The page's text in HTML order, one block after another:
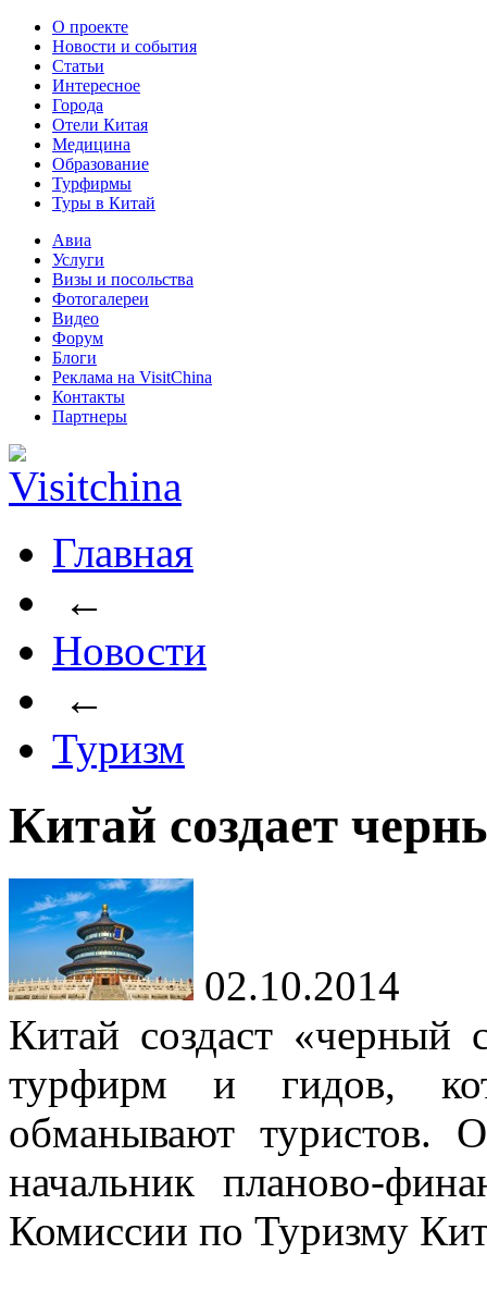
О проекте
Новости и события
Статьи
Интересное
Города
Отели Китая
Медицина
Образование
Турфирмы
Туры в Китай
Авиа
Услуги
Визы и посольства
Фотогалереи
Видео
Форум
Блоги
Реклама на VisitChina
Контакты
Партнеры
Главная
←
Новости
←
Туризм
Китай создает
02.10.2014
Китай создаст «черный
турфирм и гидов,
обманывают туристов.
начальник планово-
Комиссии по Туризму